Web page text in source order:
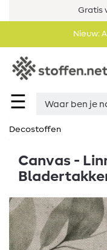
Gratis
Nieuw:
☰
Decostoffen
Canvas -